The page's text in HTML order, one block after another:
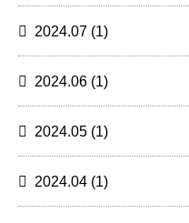
2024.07 (1)
2024.06 (1)
2024.05 (1)
2024.04 (1)